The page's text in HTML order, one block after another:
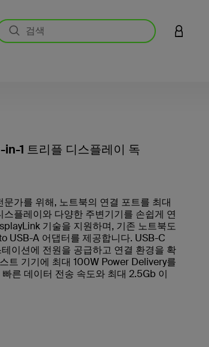
LOGIN
1 트리플 디스플레이 독
가를 위해, 노트북의 연결 포트를 최대
플레이와 다양한 주변기기를 손쉽게 연
기술을 지원하며, 기존 노트북도
USB-A 어댑터를 제공합니다. USB-C
이션에 전원을 공급하고 연결 환경을 확
트 기기에 최대 100W Power Delivery를
른 데이터 전송 속도와 최대 2.5Gb 이